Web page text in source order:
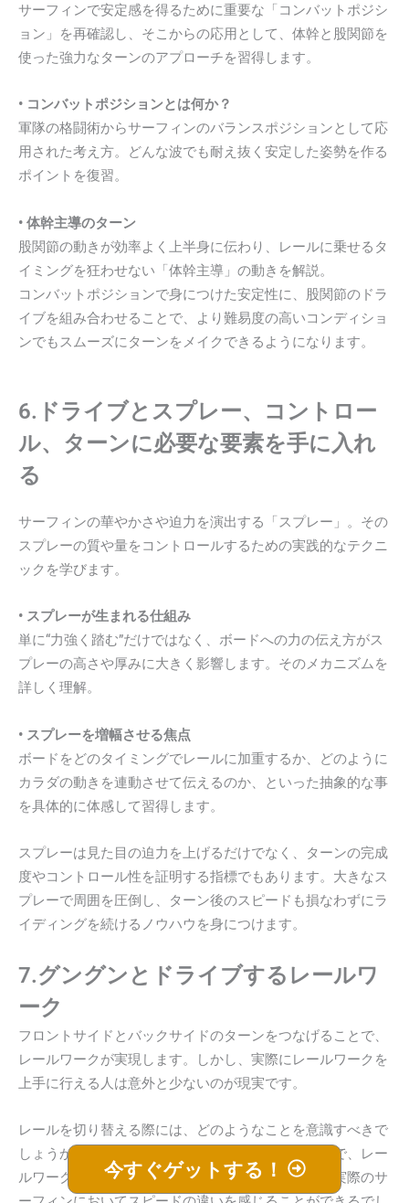
サーフィンで安定感を得るために重要な「コンバットポジシ
ョン」を再確認し、そこからの応用として、体幹と股関節を
使った強力なターンのアプローチを習得します。
• コンバットポジションとは何か？
軍隊の格闘術からサーフィンのバランスポジションとして応
用された考え方。どんな波でも耐え抜く安定した姿勢を作る
ポイントを復習。
• 体幹主導のターン
股関節の動きが効率よく上半身に伝わり、レールに乗せるタ
イミングを狂わせない「体幹主導」の動きを解説。
コンバットポジションで身につけた安定性に、股関節のドラ
イブを組み合わせることで、より難易度の高いコンディショ
ンでもスムーズにターンをメイクできるようになります。
6.ドライブとスプレー、コントロー
ル、ターンに必要な要素を手に入れ
る
サーフィンの華やかさや迫力を演出する「スプレー」。その
スプレーの質や量をコントロールするための実践的なテクニ
ックを学びます。
• スプレーが生まれる仕組み
単に“力強く踏む”だけではなく、ボードへの力の伝え方がス
プレーの高さや厚みに大きく影響します。そのメカニズムを
詳しく理解。
• スプレーを増幅させる焦点
ボードをどのタイミングでレールに加重するか、どのように
カラダの動きを連動させて伝えるのか、といった抽象的な事
を具体的に体感して習得します。
スプレーは見た目の迫力を上げるだけでなく、ターンの完成
度やコントロール性を証明する指標でもあります。大きなス
プレーで周囲を圧倒し、ターン後のスピードも損なわずにラ
イディングを続けるノウハウを身につけます。
7.グングンとドライブするレールワ
ーク
フロントサイドとバックサイドのターンをつなげることで、
レールワークが実現します。しかし、実際にレールワークを
上手に行える人は意外と少ないのが現実です。
レールを切り替える際には、どのようなことを意識すべきで
しょうか？その要素を一つ一つ積み重ねていくことで、レー
ルワークを通じてドライブを生み出すことができ、実際のサ
今すぐゲットする！